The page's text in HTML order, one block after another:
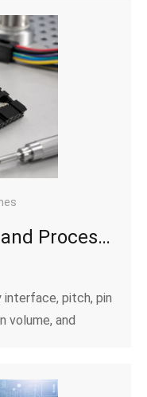
Advice On Selecting and Processing Connectors
pitch, pin
volume, and